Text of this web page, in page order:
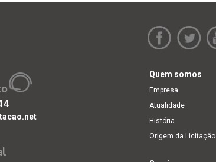
Quem somos
Empresa
Atualidade
História
Origem da Licitação